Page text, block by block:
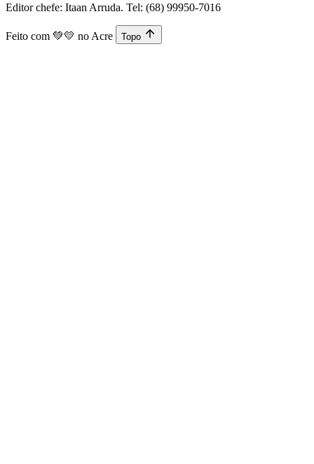
Editor chefe: Itaan Arruda. Tel: (68) 99950-7016
Feito com 💚💛 no Acre Topo